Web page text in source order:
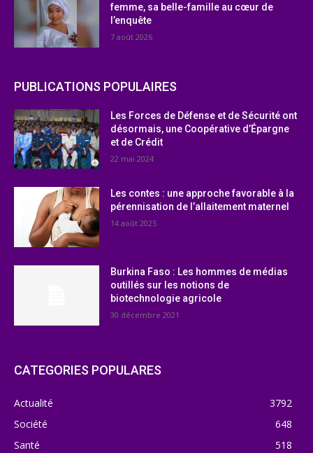
femme, sa belle-famille au cœur de
l’enquête
7 août 2026
PUBLICATIONS POPULAIRES
Les Forces de Défense et de Sécurité ont
désormais, une Coopérative d’Épargne
et de Crédit
22 mai 2024
Les contes : une approche favorable à la
pérennisation de l’allaitement maternel
14 août 2025
Burkina Faso : Les hommes de médias
outillés sur les notions de
biotechnologie agricole
30 décembre 2021
CATEGORIES POPULARES
Actualité
3792
Société
648
Santé
518